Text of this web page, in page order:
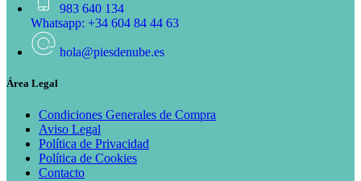
983 640 134
Whatsapp: +34 604 84 44 63
hola@piesdenube.es
Área Legal
Condiciones Generales de Compra
Aviso Legal
Política de Privacidad
Política de Cookies
Contacto